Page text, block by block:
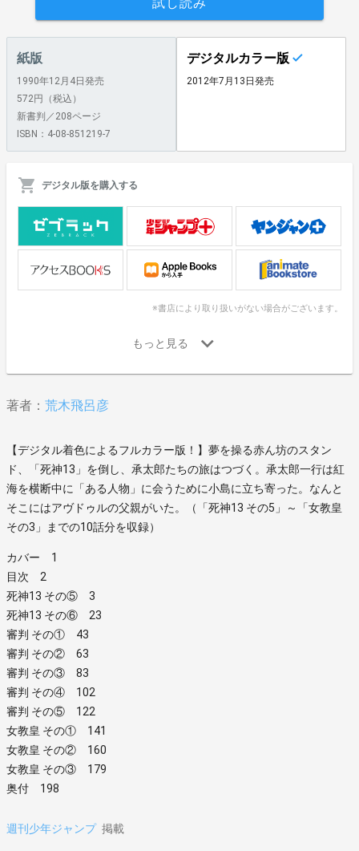
紙版
1990年12月4日発売
572円（税込）
新書判／208ページ
ISBN：4-08-851219-7
デジタルカラー版
2012年7月13日発売
デジタル版を購入する
※書店により取り扱いがない場合がございます。
著者： 荒木飛呂彦
【デジタル着色によるフルカラー版！】夢を操る赤ん坊のスタン
ド、「死神13」を倒し、承太郎たちの旅はつづく。承太郎一行は紅
海を横断中に「ある人物」に会うために小島に立ち寄った。なんと
そこにはアヴドゥルの父親がいた。（「死神13 その5」～「女教皇
その3」までの10話分を収録）
カバー 1
目次 2
死神13 その⑤ 3
死神13 その⑥ 23
審判 その① 43
審判 その② 63
審判 その③ 83
審判 その④ 102
審判 その⑤ 122
女教皇 その① 141
女教皇 その② 160
女教皇 その③ 179
奥付 198
週刊少年ジャンプ 掲載